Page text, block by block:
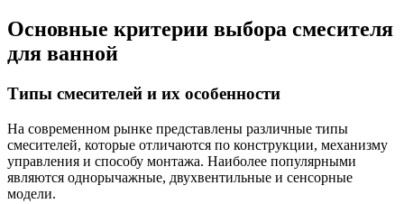
Основные критерии выбора смесителя
для ванной
Типы смесителей и их особенности
На современном рынке представлены различные типы
смесителей, которые отличаются по конструкции, механизму
управления и способу монтажа. Наиболее популярными
являются однорычажные, двухвентильные и сенсорные
модели.